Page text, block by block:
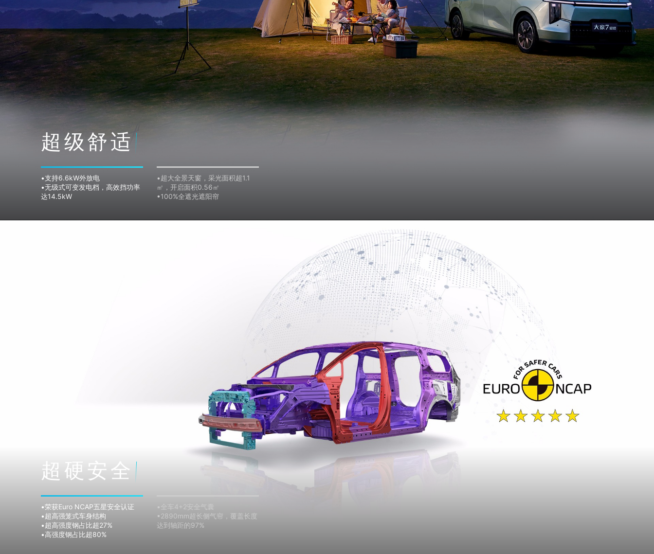
超级舒适
•支持6.6kW外放电
•无级式可变发电档，高效挡功率
达14.5kW
•超大全景天窗，采光面积超1.1
㎡，开启面积0.56㎡
•100%全遮光遮阳帘
超硬安全
•荣获Euro NCAP五星安全认证
•超高强笼式车身结构
•超高强度钢占比超27%
•高强度钢占比超80%
•全车4+2安全气囊
•2890mm超长侧气帘，覆盖长度
达到轴距的97%